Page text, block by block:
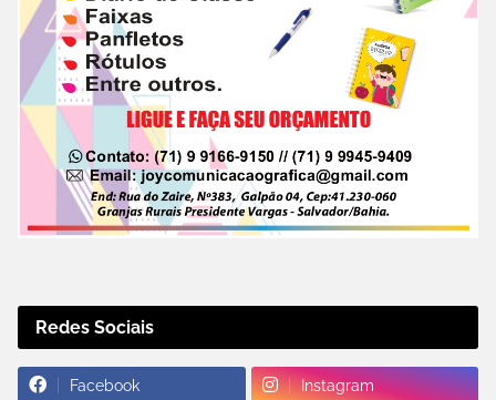
Redes Sociais
Facebook Instagram